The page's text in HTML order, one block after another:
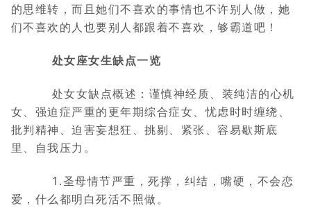
的思维转，而且她们不喜欢的事情也不许别人做，她
们不喜欢的人也要别人都跟着不喜欢，够霸道吧！
处女座女生缺点一览
处女女缺点概述：谨慎神经质、装纯洁的心机
女、强迫症严重的更年期综合症女、忧虑时时缠绕、
批判精神、迫害妄想狂、挑剔、紧张、容易歇斯底
里、自我压力。
1.圣母情节严重，死撑，纠结，嘴硬，不会恋
爱，什么都明白死活不照做。